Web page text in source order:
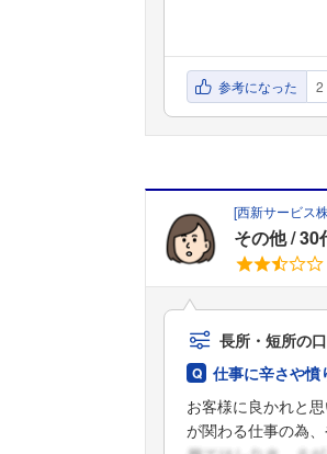
参考になった 2
[西新サービス
その他 30
長所・短所の
仕事に辛さや憤
お客様に良かれと
が関わる仕事の為